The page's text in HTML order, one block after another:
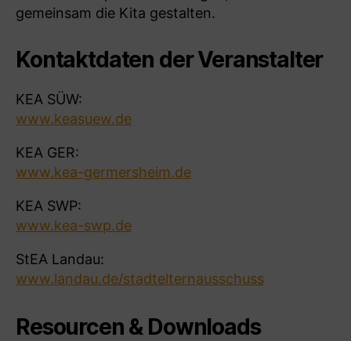
gemeinsam die Kita gestalten.
Kontaktdaten derVeranstalter
KEA SÜW:
www.keasuew.de
KEA GER:
www.kea-germersheim.de
KEA SWP:
www.kea-swp.de
StEA Landau:
www.landau.de/stadtelternausschuss
Resourcen & Downloads